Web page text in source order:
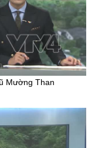
Mường Than